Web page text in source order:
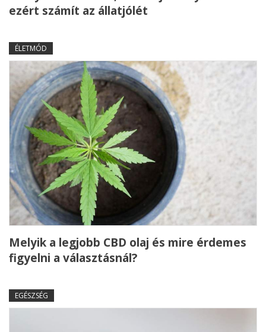
ezért számít az állatjólét
ÉLETMÓD
Melyik a legjobb CBD olaj és mire érdemes
figyelni a választásnál?
EGÉSZSÉG